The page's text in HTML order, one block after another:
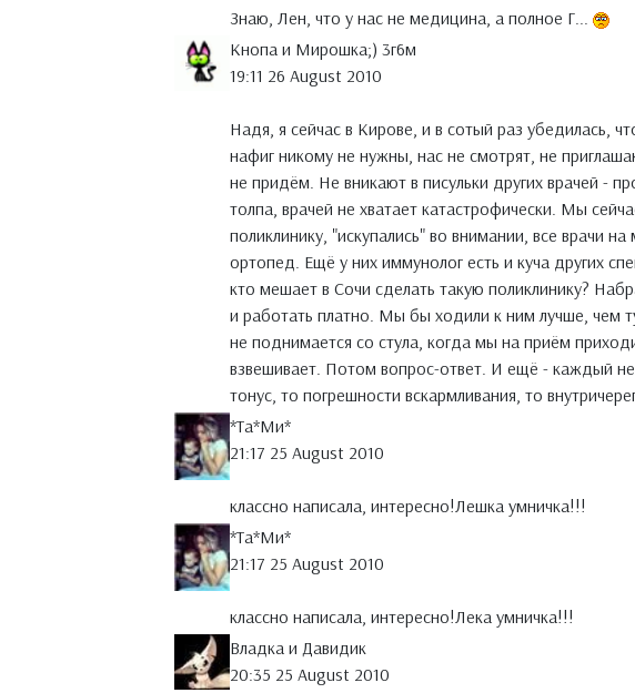
Знаю, Лен, что у нас не медицина, а полное Г...
Кнопа и Мирошка;) 3г6м
19:11 26 August 2010
Надя, я сейчас в Кирове, и в сотый раз убедилась,
нафиг никому не нужны, нас не смотрят, не
не придём. Не вникают в писульки других врачей -
толпа, врачей не хватает катастрофически. Мы
поликлинику, "искупались" во внимании, все врачи
ортопед. Ещё у них иммунолог есть и куча других
кто мешает в Сочи сделать такую поликлинику?
и работать платно. Мы бы ходили к ним лучше, чем
не поднимается со стула, когда мы на приём
взвешивает. Потом вопрос-ответ. И ещё - каждый
тонус, то погрешности вскармливания, то
*Тa*Ми*
21:17 25 August 2010
классно написала, интересно!Лешка умничка!!!
*Тa*Ми*
21:17 25 August 2010
классно написала, интересно!Лека умничка!!!
Владка и Давидик
20:35 25 August 2010